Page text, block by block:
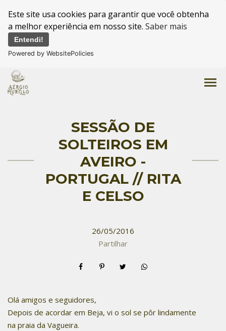
Este site usa cookies para garantir que você obtenha
a melhor experiência em nosso site. Saber mais
Entendi!
Powered by WebsitePolicies
menu
SESSÃO DE
SOLTEIROS EM
AVEIRO -
PORTUGAL // RITA
E CELSO
26/05/2016
Partilhar
Olá amigos e seguidores,
Depois de acordar em Beja, vi o sol se pôr lindamente
na praia da Vagueira.